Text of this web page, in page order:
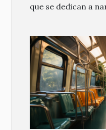
que se dedican a